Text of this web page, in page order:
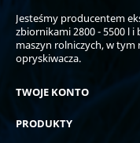
Jesteśmy producentem
zbiornikami 2800 - 5500 l
maszyn rolniczych, w
opryskiwacza.
TWOJE KONTO
PRODUKTY